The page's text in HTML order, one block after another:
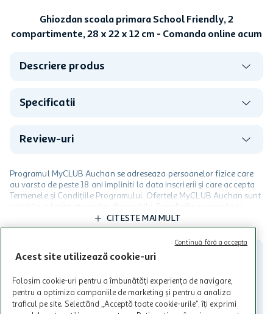
Ghiozdan scoala primara School Friendly, 2
compartimente, 28 x 22 x 12 cm - Comanda online acum
Descriere produs
Specificatii
Review-uri
Programul MyCLUB Auchan se adreseaza persoanelor fizice care
au varsta de peste 18 ani impliniti la data inscrierii și care accepta
Termenele și Condițiile Programului. Ofertele MyCLUB Auchan sunt
limita a 12 unitati / card client o singura data in perioada promotiei.
Cardul poate fi utilizat doar in legatura cu magazinele Auchan
participante și pentru acțiuni promotionale indicate de Auchan si
nu poate fi utilizat in legatura cu alti comercianți sau pentru alte
activitati in afara celor mentionate in Termene si Conditii. Auchan
care aceste este suspendat sau in perioada in care sunt efectuate
intretineri sau reparatii tehnice la sistemul de utilizarea al Cardului.
CITESTE MAI MULT
Acest site utilizează cookie-uri
Folosim cookie-uri pentru a îmbunătăți experiența de navigare,
pentru a optimiza campaniile de marketing și pentru a analiza
traficul pe site. Selectând „Acceptă toate cookie-urile”, îți exprimi
Continuă fără a accepta